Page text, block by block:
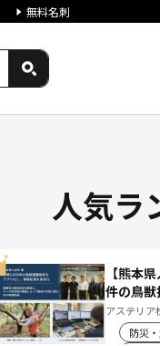
無料名刺
人気ラ
【熊本
件の鳥
でアプリ
を削減
アステリア
防災